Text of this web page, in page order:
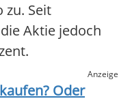
zu. Seit
Aktie jedoch
Anzeige
Oder